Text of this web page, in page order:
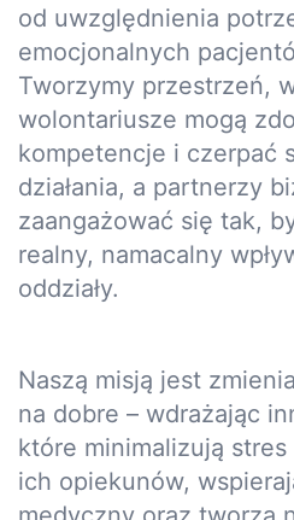
od uwzględnienia
emocjonalnych
Tworzymy przestrzeń,
wolontariusze mogą
kompetencje i czerpać
działania, a partnerzy
zaangażować się tak,
realny, namacalny
oddziały.
Naszą misją jest
na dobre – wdrażając
które minimalizują stres
ich opiekunów,